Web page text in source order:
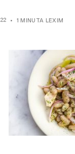
1 MINUTA LEXIM